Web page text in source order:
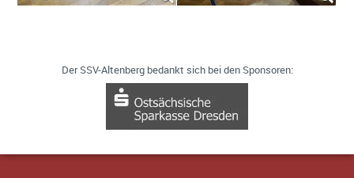
Der SSV-Altenberg bedankt sich bei den Sponsoren: